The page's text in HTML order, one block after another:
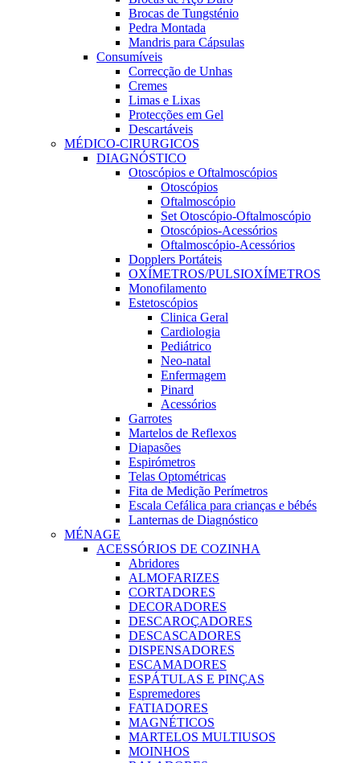
Brocas de Tungsténio
Pedra Montada
Mandris para Cápsulas
Consumíveis
Correcção de Unhas
Cremes
Limas e Lixas
Protecções em Gel
Descartáveis
MÉDICO-CIRURGICOS
DIAGNÓSTICO
Otoscópios e Oftalmoscópios
Otoscópios
Oftalmoscópio
Set Otoscópio-Oftalmoscópio
Otoscópios-Acessórios
Oftalmoscópio-Acessórios
Dopplers Portáteis
OXÍMETROS/PULSIOXÍMETROS
Monofilamento
Estetoscópios
Clinica Geral
Cardiologia
Pediátrico
Neo-natal
Enfermagem
Pinard
Acessórios
Garrotes
Martelos de Reflexos
Diapasões
Espirómetros
Telas Optométricas
Fita de Medição Perímetros
Escala Cefálica para crianças e bébés
Lanternas de Diagnóstico
MÉNAGE
ACESSÓRIOS DE COZINHA
Abridores
ALMOFARIZES
CORTADORES
DECORADORES
DESCAROÇADORES
DESCASCADORES
DISPENSADORES
ESCAMADORES
ESPÁTULAS E PINÇAS
Espremedores
FATIADORES
MAGNÉTICOS
MARTELOS MULTIUSOS
MOINHOS